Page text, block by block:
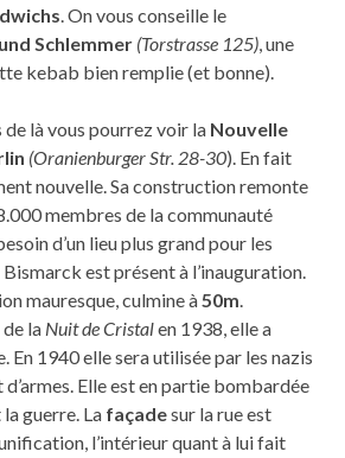
. On vous conseille le
Schlemmer (Torstrasse 125), une
kebab bien remplie (et bonne).
là vous pourrez voir la Nouvelle
(Oranienburger Str. 28-30). En fait
nouvelle. Sa construction remonte
membres de la communauté
d’un lieu plus grand pour les
est présent à l’inauguration.
mauresque, culmine à50m.
la Nuit de Cristalen 1938, elle a
En 1940 elle sera utilisée par les nazis
Elle est en partie bombardée
guerre. La façadesur la rue est
l’intérieur quant à lui fait